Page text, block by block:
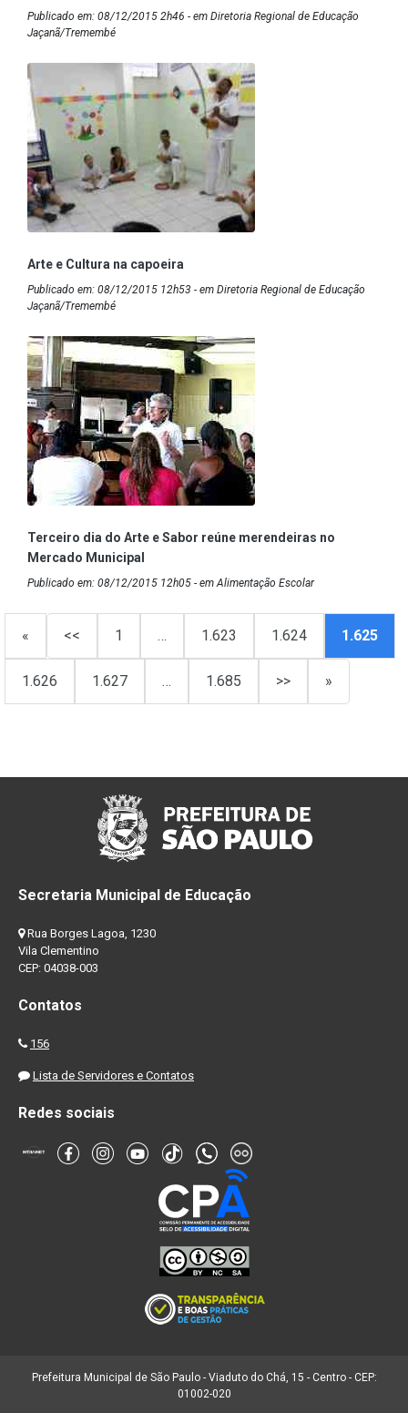
Publicado em: 08/12/2015 2h46 - em Diretoria Regional de Educação
Jaçanã/Tremembé
Arte e Cultura na capoeira
Publicado em: 08/12/2015 12h53 - em Diretoria Regional de Educação
Jaçanã/Tremembé
Terceiro dia do Arte e Sabor reúne merendeiras no
Mercado Municipal
Publicado em: 08/12/2015 12h05 - em Alimentação Escolar
« << 1 … 1.623 1.624 1.625
1.626 1.627 … 1.685 >> »
Secretaria Municipal de Educação
Rua Borges Lagoa, 1230
Vila Clementino
CEP: 04038-003
Contatos
156
Lista de Servidores e Contatos
Redes sociais
Prefeitura Municipal de São Paulo - Viaduto do Chá, 15 - Centro - CEP:
01002-020